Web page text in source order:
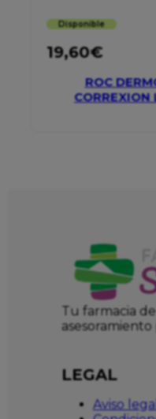
Disponible
19,60€
ROC
CORREXION
Tu farmacia
LEGAL
Aviso legal